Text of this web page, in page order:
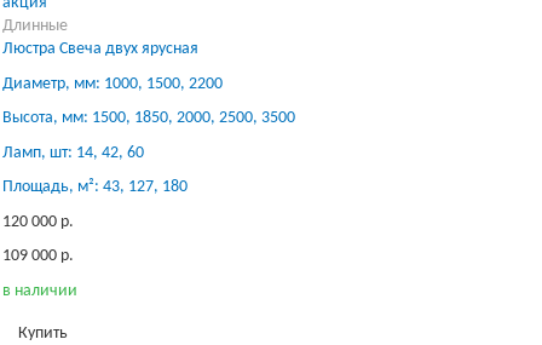
Длинные
Люстра Свеча двух ярусная
Диаметр, мм: 1000, 1500, 2200
Высота, мм: 1500, 1850, 2000, 2500, 3500
Ламп, шт: 14, 42, 60
Площадь, м²: 43, 127, 180
120 000 р.
109 000 р.
в наличии
Купить